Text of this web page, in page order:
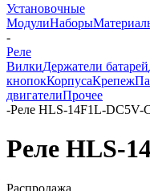
Установочные
МодулиНаборы
-
Реле
ВилкиДержатели батарей
кнопокКорпусаКрепеж
двигателиПрочее
-Реле HLS-14F1L-DC5V-
Реле HLS-
Распродажа